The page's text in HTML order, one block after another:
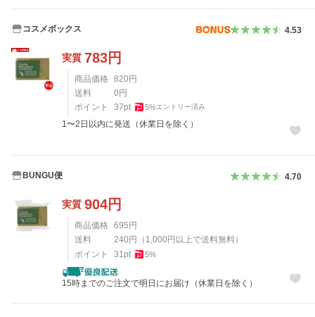
コスメボックス 4.53
実質 783円
商品価格 820円
送料
0円
ポイント
37pt 5%エントリー済み
1〜2日以内に発送（休業日を除く）
BUNGU便 4.70
実質 904円
商品価格 695円
送料
240円 （ 1,000円以上で送料無料）
ポイント
31 pt 5%
15時までのご注文で明日にお届け（休業日を除く）